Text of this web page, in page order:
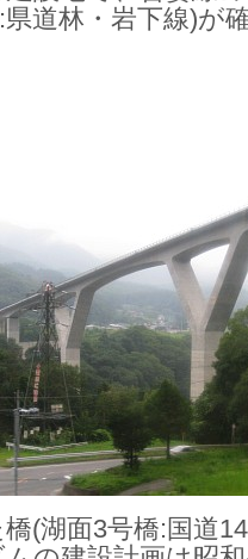
道林・岩下線)が
(湖面3号橋:国道